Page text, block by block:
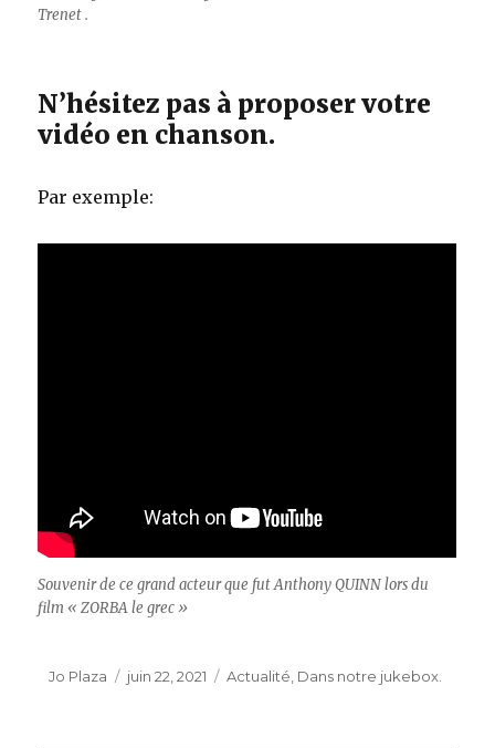
Trenet .
N’hésitez pas à proposer votre
vidéo en chanson.
Par exemple:
Souvenir de ce grand acteur que fut Anthony QUINN lors du
film « ZORBA le grec »
Auteur
Jo Plaza
Publié
juin 22, 2021 Catégories
Actualité Dans notre jukebox.